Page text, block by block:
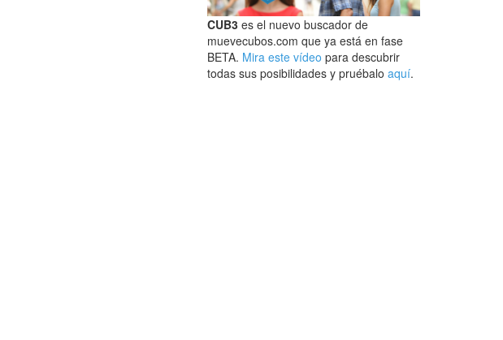
CUB3es el nuevo buscador de
muevecubos.com que ya está en fase
BETA. Mira este vídeo para descubrir
todas sus posibilidades y pruébalo aquí.